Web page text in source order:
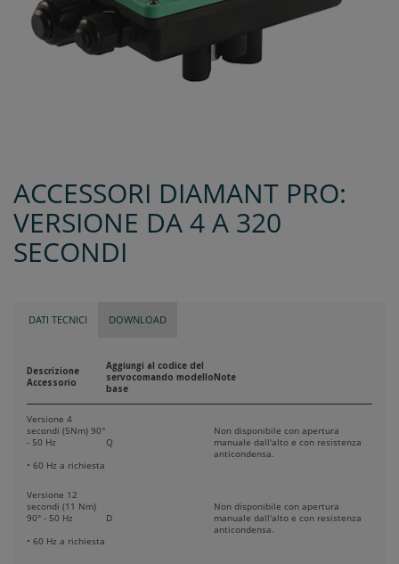
ACCESSORI DIAMANT PRO:
VERSIONE DA 4 A 320
SECONDI
DATI TECNICI DOWNLOAD
Descrizione
Accessorio
Aggiungi al codice del
servocomando modello
base
Note
Versione 4
secondi (5Nm) 90°
- 50 Hz
• 60 Hz a richiesta
Q
Non disponibile con apertura
manuale dall'alto e con resistenza
anticondensa.
Versione 12
secondi (11 Nm)
90° - 50 Hz
• 60 Hz a richiesta
D
Non disponibile con apertura
manuale dall'alto e con resistenza
anticondensa.